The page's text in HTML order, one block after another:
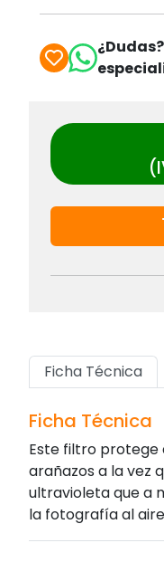
Ficha Técnica
Ficha Técnica
Este filtro protege
arañazos a la vez
ultravioleta que a
la fotografía al